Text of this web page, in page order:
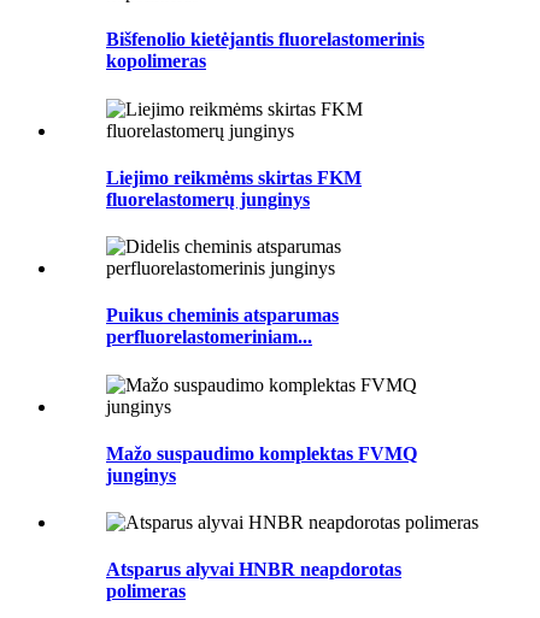
Bišfenolio kietėjantis fluorelastomerinis
kopolimeras
Liejimo reikmėms skirtas FKM
fluorelastomerų junginys
Puikus cheminis atsparumas
perfluorelastomeriniam...
Mažo suspaudimo komplektas FVMQ
junginys
Atsparus alyvai HNBR neapdorotas
polimeras